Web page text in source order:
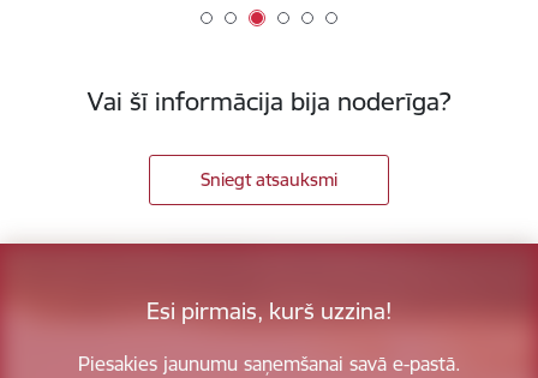
Vai šī informācija bija noderīga?
Sniegt atsauksmi
Esi pirmais, kurš uzzina!
Piesakies jaunumu saņemšanai savā e-pastā.